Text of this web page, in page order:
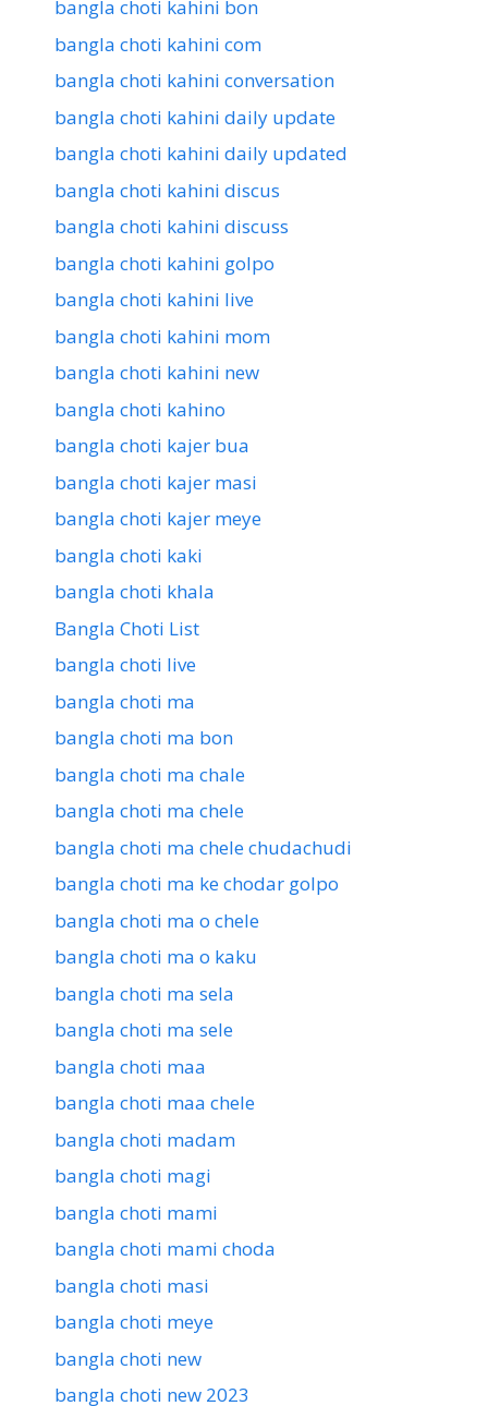
bangla choti kahini bon
bangla choti kahini com
bangla choti kahini conversation
bangla choti kahini daily update
bangla choti kahini daily updated
bangla choti kahini discus
bangla choti kahini discuss
bangla choti kahini golpo
bangla choti kahini live
bangla choti kahini mom
bangla choti kahini new
bangla choti kahino
bangla choti kajer bua
bangla choti kajer masi
bangla choti kajer meye
bangla choti kaki
bangla choti khala
Bangla Choti List
bangla choti live
bangla choti ma
bangla choti ma bon
bangla choti ma chale
bangla choti ma chele
bangla choti ma chele chudachudi
bangla choti ma ke chodar golpo
bangla choti ma o chele
bangla choti ma o kaku
bangla choti ma sela
bangla choti ma sele
bangla choti maa
bangla choti maa chele
bangla choti madam
bangla choti magi
bangla choti mami
bangla choti mami choda
bangla choti masi
bangla choti meye
bangla choti new
bangla choti new 2023